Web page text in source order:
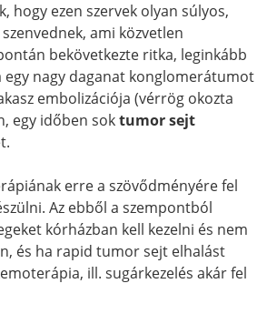
hogy ezen szervek olyan súlyos,
ami közvetlen
bekövetkezte ritka, leginkább
nagy daganat konglomerátumot
embolizációja (vérrög okozta
egy időben soktumor sejt
erre a szövődményére fel
Az ebből a szempontból
kórházban kell kezelni és nem
és ha rapid tumor sejt elhalást
ill. sugárkezelés akár fel